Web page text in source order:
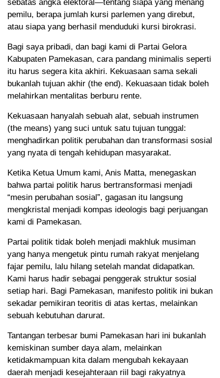
sebatas angka elektoral—tentang siapa yang menang
pemilu, berapa jumlah kursi parlemen yang direbut,
atau siapa yang berhasil menduduki kursi birokrasi.
Bagi saya pribadi, dan bagi kami di Partai Gelora
Kabupaten Pamekasan, cara pandang minimalis seperti
itu harus segera kita akhiri. Kekuasaan sama sekali
bukanlah tujuan akhir (the end). Kekuasaan tidak boleh
melahirkan mentalitas berburu rente.
Kekuasaan hanyalah sebuah alat, sebuah instrumen
(the means) yang suci untuk satu tujuan tunggal:
menghadirkan politik perubahan dan transformasi sosial
yang nyata di tengah kehidupan masyarakat.
Ketika Ketua Umum kami, Anis Matta, menegaskan
bahwa partai politik harus bertransformasi menjadi
“mesin perubahan sosial”, gagasan itu langsung
mengkristal menjadi kompas ideologis bagi perjuangan
kami di Pamekasan.
Partai politik tidak boleh menjadi makhluk musiman
yang hanya mengetuk pintu rumah rakyat menjelang
fajar pemilu, lalu hilang setelah mandat didapatkan.
Kami harus hadir sebagai penggerak struktur sosial
setiap hari. Bagi Pamekasan, manifesto politik ini bukan
sekadar pemikiran teoritis di atas kertas, melainkan
sebuah kebutuhan darurat.
Tantangan terbesar bumi Pamekasan hari ini bukanlah
kemiskinan sumber daya alam, melainkan
ketidakmampuan kita dalam mengubah kekayaan
daerah menjadi kesejahteraan riil bagi rakyatnya